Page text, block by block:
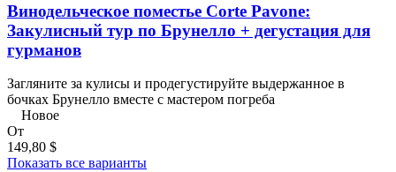
Винодельческое поместье Corte Pavone:
Закулисный тур по Брунелло + дегустация для
гурманов
Загляните за кулисы и продегустируйте выдержанное в
бочках Брунелло вместе с мастером погреба
Новое
От
149,80 $
Показать все варианты